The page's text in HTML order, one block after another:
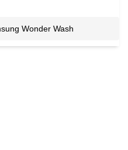
Wonder Wash